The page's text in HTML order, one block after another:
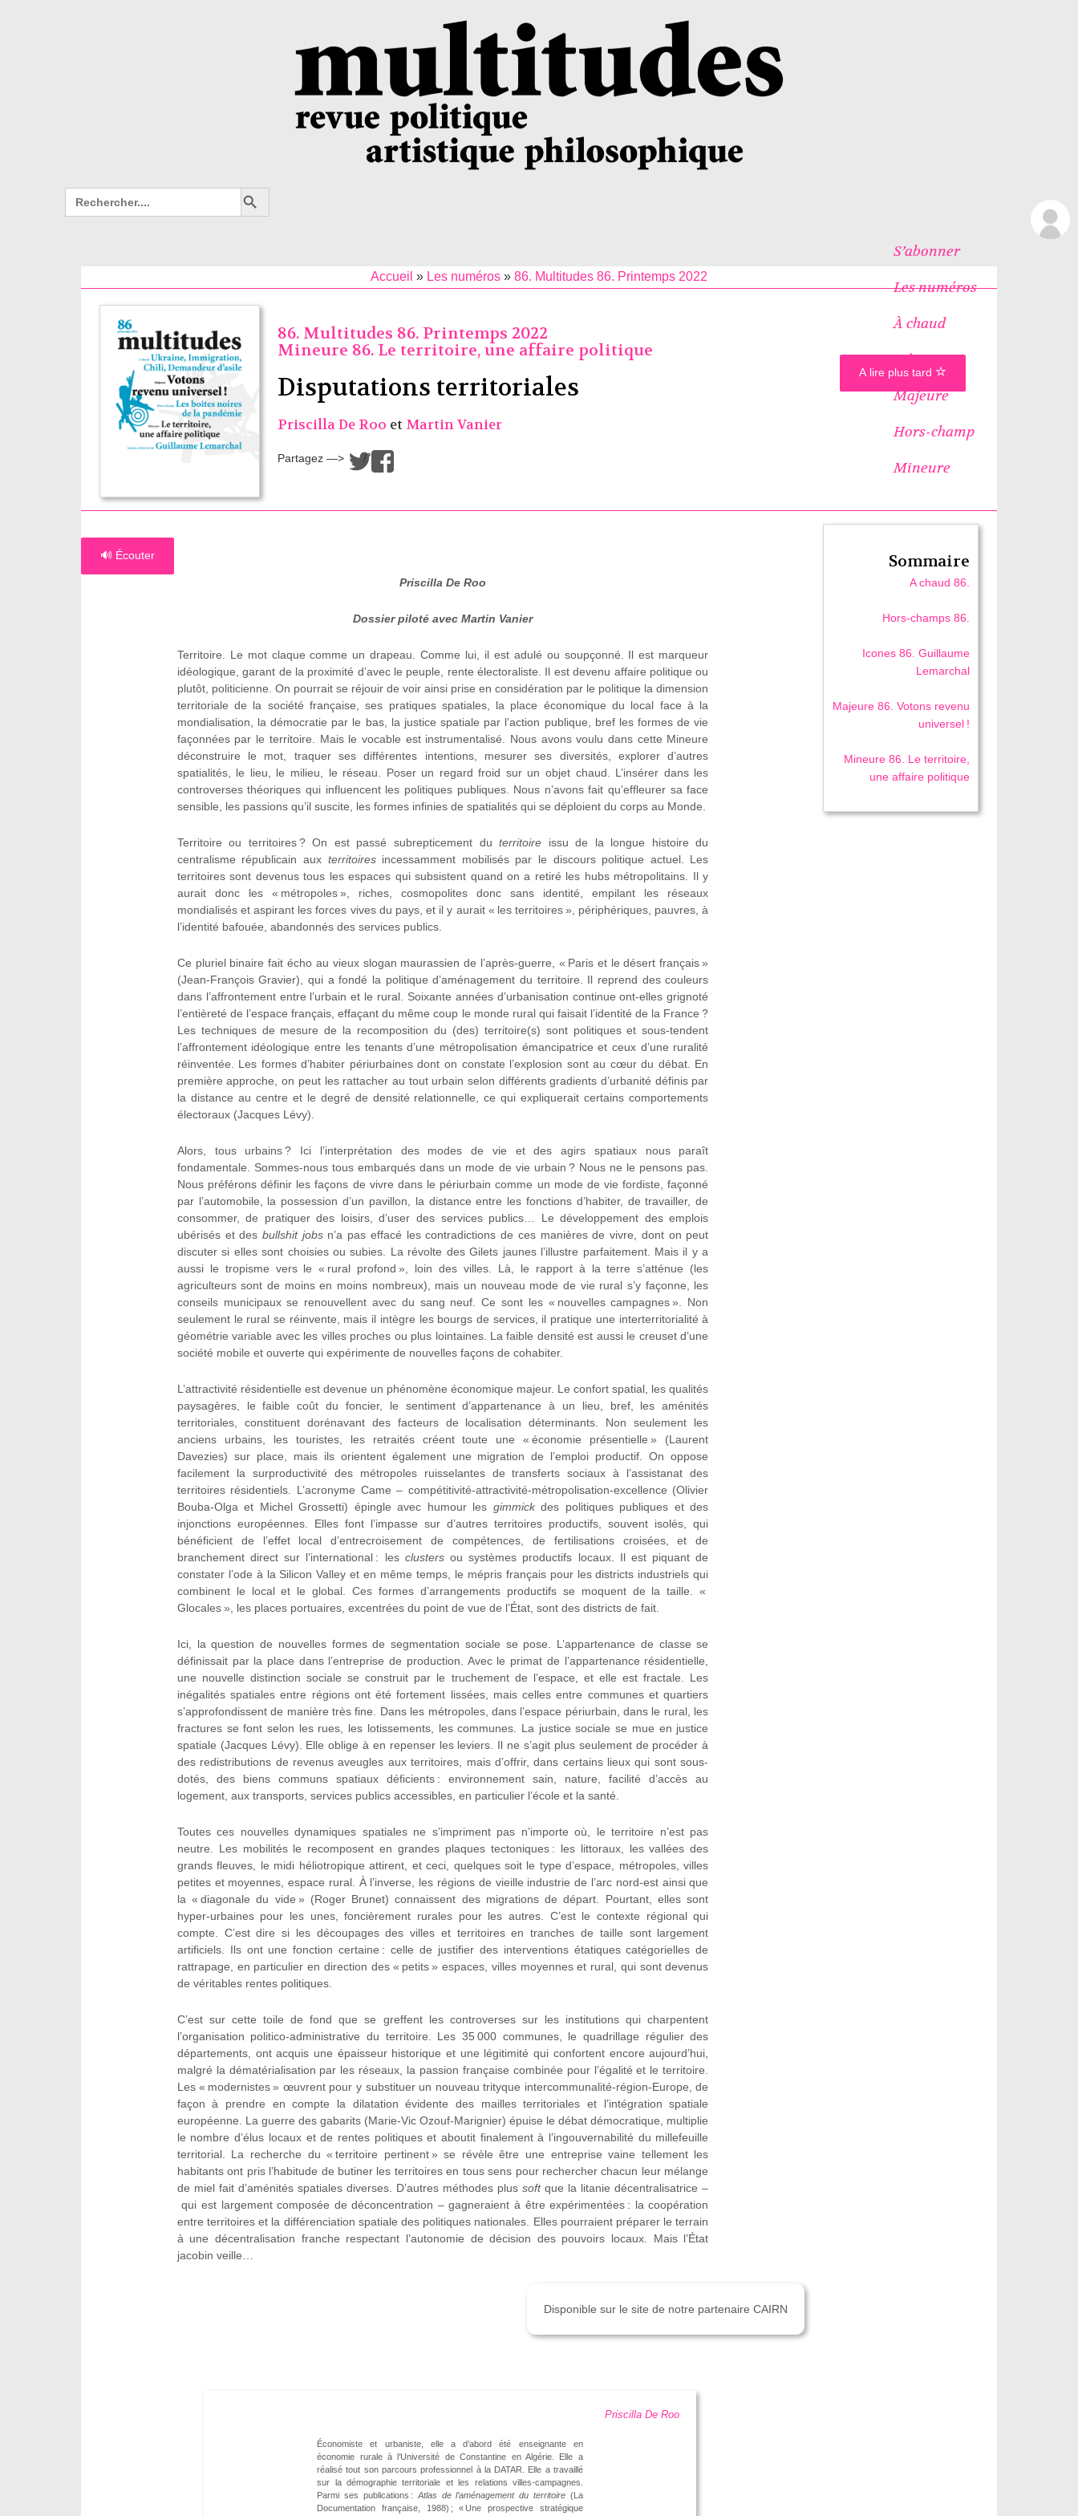
Search
for:
Search Button
S’abonner
Les numéros
À chaud
Icônes
Majeure
Hors-champ
Mineure
Accueil » Les numéros» 86. Multitudes 86. Printemps 2022
86. Multitudes 86. Printemps 2022
Mineure 86. Le territoire, une affaire politique
Disputations territoriales
Priscilla De Roo et Martin Vanier
Partagez —> /
🔊 Écouter
Priscilla De Roo
Dossier piloté avec Martin Vanier
Territoire. Le mot claque comme un drapeau. Comme lui, il est adulé ou soupçonné. Il est marqueur
idéologique, garant de la proximité d’avec le peuple, rente électoraliste. Il est devenu affaire politique ou
plutôt, politicienne. On pourrait se réjouir de voir ainsi prise en considération par le politique la dimension
territoriale de la société française, ses pratiques spatiales, la place économique du local face à la
mondialisation, la démocratie par le bas, la justice spatiale par l’action publique, bref les formes de vie
façonnées par le territoire. Mais le vocable est instrumentalisé. Nous avons voulu dans cette Mineure
déconstruire le mot, traquer ses différentes intentions, mesurer ses diversités, explorer d’autres
spatialités, le lieu, le milieu, le réseau. Poser un regard froid sur un objet chaud. L’insérer dans les
controverses théoriques qui influencent les politiques publiques. Nous n’avons fait qu’effleurer sa face
sensible, les passions qu’il suscite, les formes infinies de spatialités qui se déploient du corps au Monde.
Territoire ou territoires ? On est passé subrepticement duterritoire issu de la longue histoire du
centralisme républicain aux territoiresincessamment mobilisés par le discours politique actuel. Les
territoires sont devenus tous les espaces qui subsistent quand on a retiré les hubs métropolitains. Il y
aurait donc les « métropoles », riches, cosmopolites donc sans identité, empilant les réseaux
mondialisés et aspirant les forces vives du pays, et il y aurait « les territoires », périphériques, pauvres, à
l’identité bafouée, abandonnés des services publics.
Ce pluriel binaire fait écho au vieux slogan maurassien de l’après-guerre, « Paris et le désert français »
(Jean-François Gravier), qui a fondé la politique d’aménagement du territoire. Il reprend des couleurs
dans l’affrontement entre l’urbain et le rural. Soixante années d’urbanisation continue ont-elles grignoté
l’entièreté de l’espace français, effaçant du même coup le monde rural qui faisait l’identité de la France ?
Les techniques de mesure de la recomposition du (des) territoire(s) sont politiques et sous-tendent
l’affrontement idéologique entre les tenants d’une métropolisation émancipatrice et ceux d’une ruralité
réinventée. Les formes d’habiter périurbaines dont on constate l’explosion sont au cœur du débat. En
première approche, on peut les rattacher au tout urbain selon différents gradients d’urbanité définis par
la distance au centre et le degré de densité relationnelle, ce qui expliquerait certains comportements
électoraux (Jacques Lévy).
Alors, tous urbains ? Ici l’interprétation des modes de vie et des agirs spatiaux nous paraît
fondamentale. Sommes-nous tous embarqués dans un mode de vie urbain ? Nous ne le pensons pas.
Nous préférons définir les façons de vivre dans le périurbain comme un mode de vie fordiste, façonné
par l’automobile, la possession d’un pavillon, la distance entre les fonctions d’habiter, de travailler, de
consommer, de pratiquer des loisirs, d’user des services publics… Le développement des emplois
ubérisés et des bullshit jobsn’a pas effacé les contradictions de ces manières de vivre, dont on peut
discuter si elles sont choisies ou subies. La révolte des Gilets jaunes l’illustre parfaitement. Mais il y a
aussi le tropisme vers le « rural profond », loin des villes. Là, le rapport à la terre s’atténue (les
agriculteurs sont de moins en moins nombreux), mais un nouveau mode de vie rural s’y façonne, les
conseils municipaux se renouvellent avec du sang neuf. Ce sont les « nouvelles campagnes ». Non
seulement le rural se réinvente, mais il intègre les bourgs de services, il pratique une interterritorialité à
géométrie variable avec les villes proches ou plus lointaines. La faible densité est aussi le creuset d’une
société mobile et ouverte qui expérimente de nouvelles façons de cohabiter.
L’attractivité résidentielle est devenue un phénomène économique majeur. Le confort spatial, les qualités
paysagères, le faible coût du foncier, le sentiment d’appartenance à un lieu, bref, les aménités
territoriales, constituent dorénavant des facteurs de localisation déterminants. Non seulement les
anciens urbains, les touristes, les retraités créent toute une « économie présentielle » (Laurent
Davezies) sur place, mais ils orientent également une migration de l’emploi productif. On oppose
facilement la surproductivité des métropoles ruisselantes de transferts sociaux à l’assistanat des
territoires résidentiels. L’acronyme Came – compétitivité-attractivité-métropolisation-excellence (Olivier
Bouba-Olga et Michel Grossetti) épingle avec humour les gimmickdes politiques publiques et des
injonctions européennes. Elles font l’impasse sur d’autres territoires productifs, souvent isolés, qui
bénéficient de l’effet local d’entrecroisement de compétences, de fertilisations croisées, et de
branchement direct sur l’international : les clusters ou systèmes productifs locaux. Il est piquant de
constater l’ode à la Silicon Valley et en même temps, le mépris français pour les districts industriels qui
combinent le local et le global. Ces formes d’arrangements productifs se moquent de la taille. «
Glocales », les places portuaires, excentrées du point de vue de l’État, sont des districts de fait.
Ici, la question de nouvelles formes de segmentation sociale se pose. L’appartenance de classe se
définissait par la place dans l’entreprise de production. Avec le primat de l’appartenance résidentielle,
une nouvelle distinction sociale se construit par le truchement de l’espace, et elle est fractale. Les
inégalités spatiales entre régions ont été fortement lissées, mais celles entre communes et quartiers
s’approfondissent de manière très fine. Dans les métropoles, dans l’espace périurbain, dans le rural, les
fractures se font selon les rues, les lotissements, les communes. La justice sociale se mue en justice
spatiale (Jacques Lévy). Elle oblige à en repenser les leviers. Il ne s’agit plus seulement de procéder à
des redistributions de revenus aveugles aux territoires, mais d’offrir, dans certains lieux qui sont sous-
dotés, des biens communs spatiaux déficients : environnement sain, nature, facilité d’accès au
logement, aux transports, services publics accessibles, en particulier l’école et la santé.
Toutes ces nouvelles dynamiques spatiales ne s’impriment pas n’importe où, le territoire n’est pas
neutre. Les mobilités le recomposent en grandes plaques tectoniques : les littoraux, les vallées des
grands fleuves, le midi héliotropique attirent, et ceci, quelques soit le type d’espace, métropoles, villes
petites et moyennes, espace rural. À l’inverse, les régions de vieille industrie de l’arc nord-est ainsi que
la « diagonale du vide » (Roger Brunet) connaissent des migrations de départ. Pourtant, elles sont
hyper-urbaines pour les unes, foncièrement rurales pour les autres. C’est le contexte régional qui
compte. C’est dire si les découpages des villes et territoires en tranches de taille sont largement
artificiels. Ils ont une fonction certaine : celle de justifier des interventions étatiques catégorielles de
rattrapage, en particulier en direction des « petits » espaces, villes moyennes et rural, qui sont devenus
de véritables rentes politiques.
C’est sur cette toile de fond que se greffent les controverses sur les institutions qui charpentent
l’organisation politico-administrative du territoire. Les 35 000 communes, le quadrillage régulier des
départements, ont acquis une épaisseur historique et une légitimité qui confortent encore aujourd’hui,
malgré la dématérialisation par les réseaux, la passion française combinée pour l’égalité et le territoire.
Les « modernistes » œuvrent pour y substituer un nouveau trityque intercommunalité-région-Europe, de
façon à prendre en compte la dilatation évidente des mailles territoriales et l’intégration spatiale
européenne. La guerre des gabarits (Marie-Vic Ozouf-Marignier) épuise le débat démocratique, multiplie
le nombre d’élus locaux et de rentes politiques et aboutit finalement à l’ingouvernabilité du millefeuille
territorial. La recherche du « territoire pertinent » se révèle être une entreprise vaine tellement les
habitants ont pris l’habitude de butiner les territoires en tous sens pour rechercher chacun leur mélange
de miel fait d’aménités spatiales diverses. D’autres méthodes plussoftque la litanie décentralisatrice –
qui est largement composée de déconcentration – gagneraient à être expérimentées : la coopération
entre territoires et la différenciation spatiale des politiques nationales. Elles pourraient préparer le terrain
à une décentralisation franche respectant l’autonomie de décision des pouvoirs locaux. Mais l’État
jacobin veille…
A lire plus tard
Disponible sur le site de notre partenaire CAIRN
Priscilla De Roo
Économiste et urbaniste, elle a d’abord été enseignante en
économie rurale à l’Université de Constantine en Algérie. Elle a
réalisé tout son parcours professionnel à la DATAR. Elle a travaillé
sur la démographie territoriale et les relations villes-campagnes.
Parmi ses publications : Atlas de l’aménagement du territoire (La
Documentation française, 1988) ; « Une prospective stratégique
Sommaire
A chaud 86.
Hors-champs 86.
Icones 86. Guillaume
Lemarchal
Majeure 86. Votons revenu
universel !
Mineure 86. Le territoire,
une affaire politique